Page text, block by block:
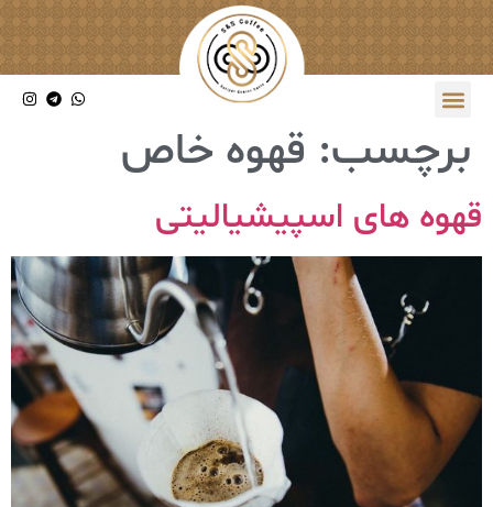
برچسب: قهوه خاص
قهوه های اسپیشیالیتی